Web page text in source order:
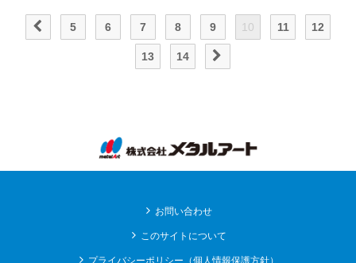
5 6 7 8 9 10 11 12
13 14
お問い合わせ
このサイトについて
プライバシーポリシー（個人情報保護方針）